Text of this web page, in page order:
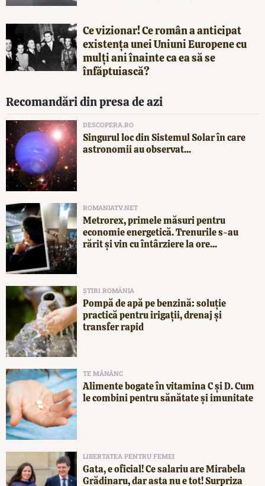
Ce vizionar! Ce român a anticipat
existența unei Uniuni Europene cu
mulți ani înainte ca ea să se
înfăptuiască?
Recomandări din presa de azi
DESCOPERA.RO
Singurul loc din Sistemul Solar în care
astronomii au observat...
ROMANIATV.NET
Metrorex, primele măsuri pentru
economie energetică. Trenurile s-au
rărit și vin cu întârziere la ore...
ȘTIRI ROMÂNIA
Pompă de apă pe benzină: soluție
practică pentru irigații, drenaj și
transfer rapid
TE MĂNÂNC
Alimente bogate în vitamina C și D. Cum
le combini pentru sănătate și imunitate
LIBERTATEA PENTRU FEMEI
Gata, e oficial! Ce salariu are Mirabela
Grădinaru, dar asta nu e tot! Surpriza